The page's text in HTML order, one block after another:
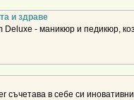
и здраве
Deluxe - маникюр и педикюр,
съчетава в себе си